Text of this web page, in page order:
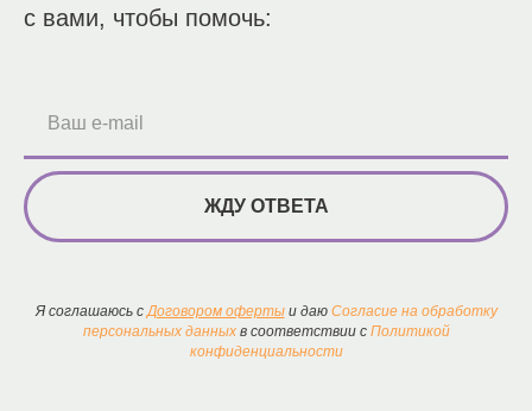
с вами, чтобы помочь:
Ваш e-mail
ЖДУ ОТВЕТА
Я соглашаюсь с Договором офертыи даю Согласие на обработку
персональных данныхв соответствии с Политикой
конфиденциальности